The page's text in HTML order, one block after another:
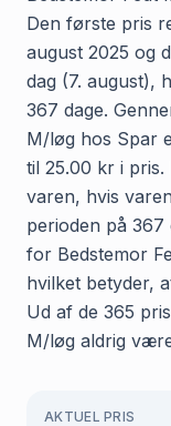
Den første pris
august 2025 og
dag (7. august),
367 dage.
M/løg hos Spar
til 25.00 kr i
varen, hvis
perioden på 367
for Bedstemor
hvilket betyder,
Ud af de 365
M/løg aldrig
AKTUEL PRIS